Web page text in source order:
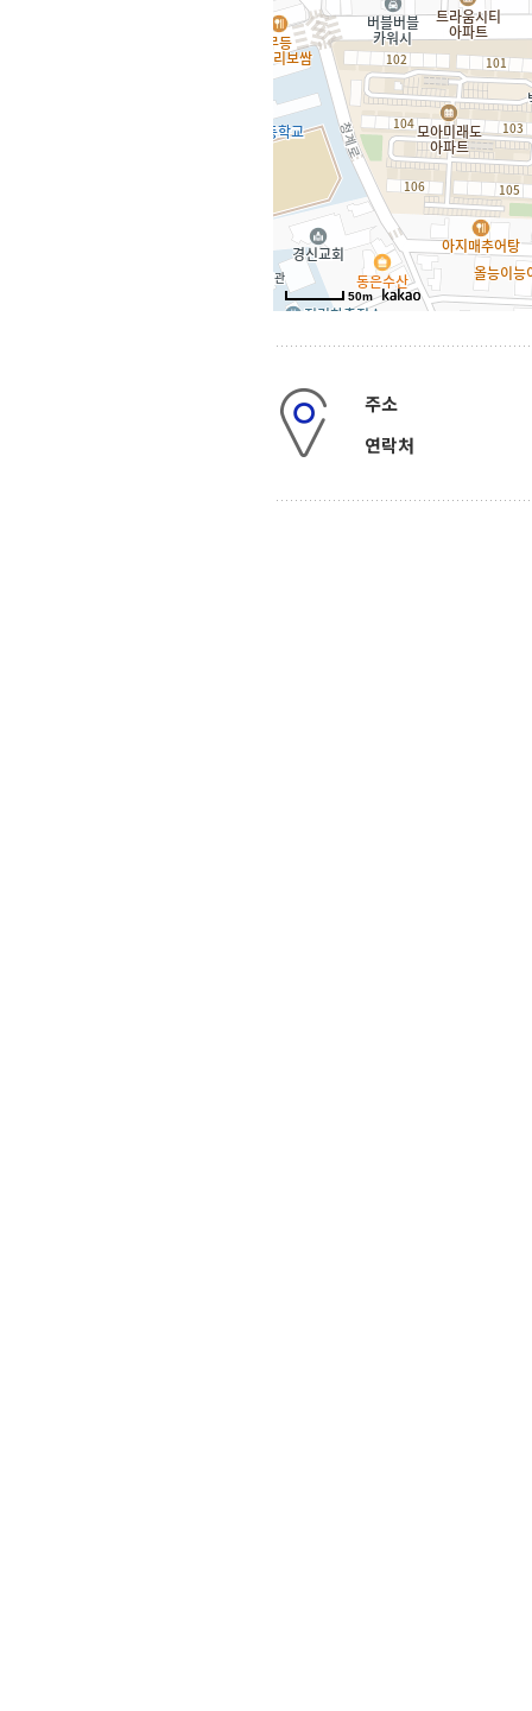
50m
주소
연락처